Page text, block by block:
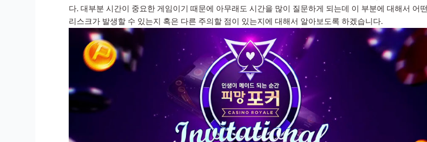
다. 대부분 시간이 중요한 게임이기 때문에 아무래도 시간을 많이 질문하게 되는데 이 부분에 대해서 어떤
리스크가 발생할 수 있는지 혹은 다른 주의할 점이 있는지에 대해서 알아보도록 하겠습니다.